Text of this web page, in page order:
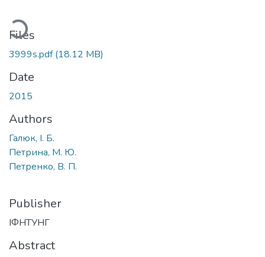
Files
3999s.pdf(18.12 MB)
Date
2015
Authors
Галюк, І. Б.
Петрина, М. Ю.
Петренко, В. П.
Publisher
ІФНТУНГ
Abstract